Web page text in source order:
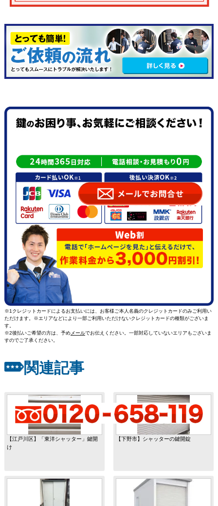
※1クレジットカードによるお支払いには、お客様ご本人名義のクレジットカードのみご利用い
ただけます。※エリアなどにより一部ご利用いただけないクレジットカードの種類がございま
す。
※2後払いご希望の方は、予めメールでお伝えください。一部対応していないエリアもございま
すのでご了承ください。
関連記事
【江戸川区】「東洋シャッター」鍵開
け
【下野市】シャッターの鍵開錠